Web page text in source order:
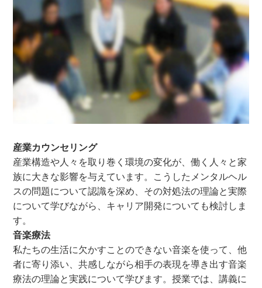
産業カウンセリング
産業構造や人々を取り巻く環境の変化が、働く人々と家
族に大きな影響を与えています。こうしたメンタルヘル
スの問題について認識を深め、その対処法の理論と実際
について学びながら、キャリア開発についても検討しま
す。
音楽療法
私たちの生活に欠かすことのできない音楽を使って、他
者に寄り添い、共感しながら相手の表現を導き出す音楽
療法の理論と実践について学びます。授業では、講義に